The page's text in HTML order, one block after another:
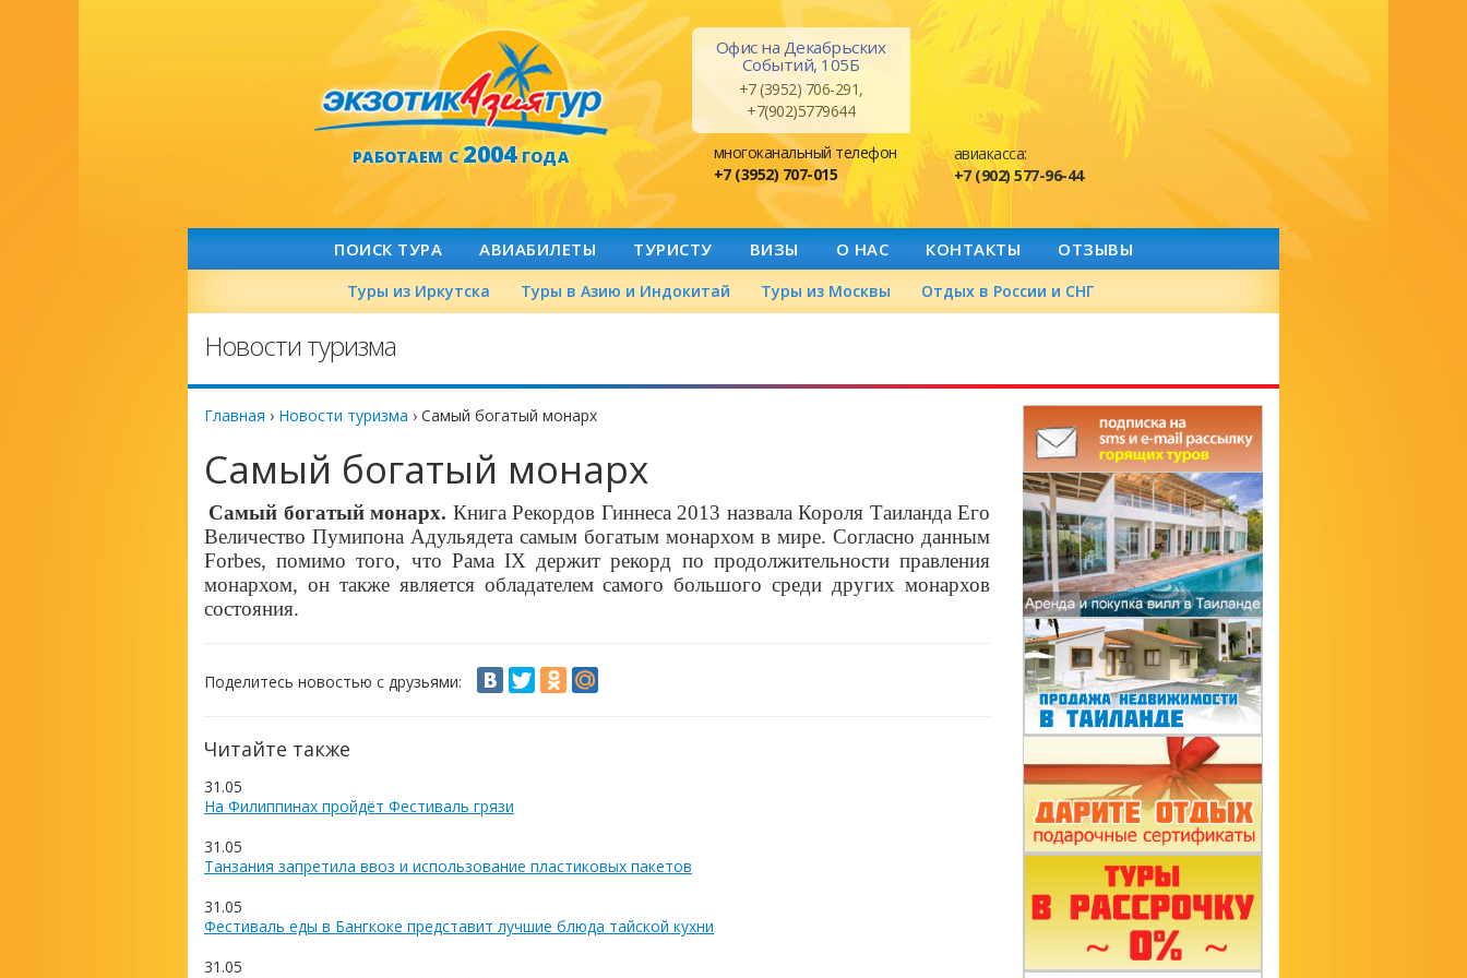
РАБОТАЕМ С2004ГОДА
Офис на Декабрьских
Событий, 105Б
+7 (3952) 706-291,
+7(902)5779644
многоканальный телефон
+7 (3952) 707-015
авиакасса:
+7 (902) 577-96-44
ПОИСК ТУРА АВИАБИЛЕТЫ ТУРИСТУ ВИЗЫ О НАС КОНТАКТЫ ОТЗЫВЫ
Туры из Иркутска Туры в Азию и Индокитай Туры из Москвы Отдых в России и СНГ
Новости туризма
Главная › Новости туризма › Самый богатый монарх
Самый богатый монарх
Самый богатый монарх. Книга Рекордов Гиннеса 2013 назвала Короля Таиланда Его
Величество Пумипона Адульядета самым богатым монархом в мире. Согласно данным
Forbes, помимо того, что Рама IX держит рекорд по продолжительности правления
монархом, он также является обладателем самого большого среди других монархов
состояния.
Поделитесь новостью с друзьями:
Читайте также
31.05
На Филиппинах пройдёт Фестиваль грязи
31.05
Танзания запретила ввоз и использование пластиковых пакетов
31.05
Фестиваль еды в Бангкоке представит лучшие блюда тайской кухни
31.05